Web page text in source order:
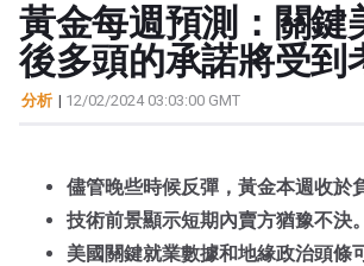
黃金每週預測：關鍵
後多頭的承諾將受到
分析 | 12/02/2024 03:03:00 GMT
儘管晚些時候反彈，黃金本週收於
技術前景顯示短期內賣方猶豫不決。
美國關鍵就業數據和地緣政治頭條